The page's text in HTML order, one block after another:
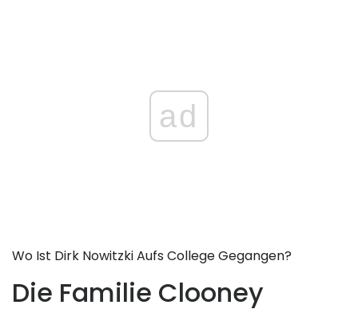
ad
Wo Ist Dirk Nowitzki Aufs College Gegangen?
Die Familie Clooney